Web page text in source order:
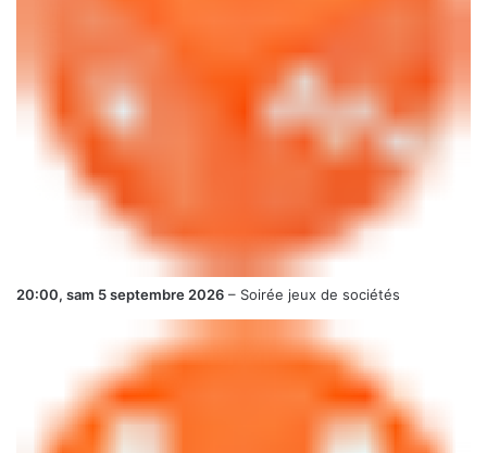
20:00, sam 5 septembre 2026 – Soirée jeux de sociétés